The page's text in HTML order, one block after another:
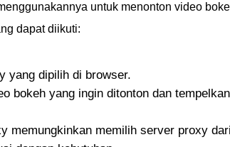
untuk menonton video
dapat diikuti:
yang dipilih di browser.
bokeh yang ingin ditonton dan tempelkan
memungkinkan memilih server proxy